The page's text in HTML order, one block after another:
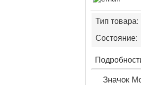
Тип товара:
Состояние:
Значок